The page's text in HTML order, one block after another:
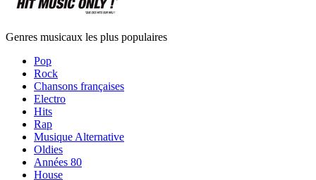
Genres musicaux les plus populaires
Pop
Rock
Chansons françaises
Electro
Hits
Rap
Musique Alternative
Oldies
Années 80
House